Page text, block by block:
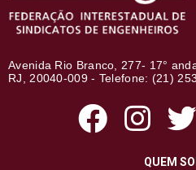
Avenida Rio Branco, 277- 17°
RJ, 20040-009 - Telefone: (21)
QUEM